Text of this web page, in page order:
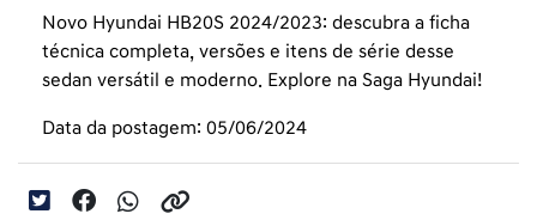
Novo Hyundai HB20S 2024/2023: descubra a ficha
técnica completa, versões e itens de série desse
sedan versátil e moderno. Explore na Saga Hyundai!
Data da postagem: 05/06/2024